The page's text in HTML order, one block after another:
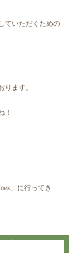
ていただくための
ります。
！
」に行ってき